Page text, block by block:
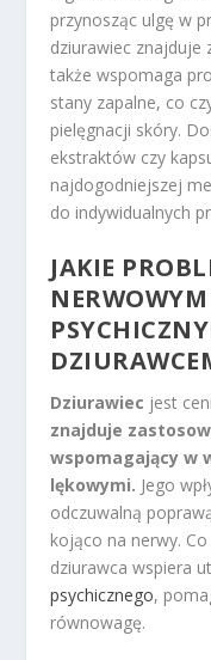
przynosząc ulgę w
dziurawiec znajduje
także wspomaga
stany zapalne, co
pielęgnacji skóry.
ekstraktów czy
najdogodniejszej
do indywidualnych
JAKIE
Dziurawiec jest
znajduje
wspomagający w
lękowymi. Jego
odczuwalną
kojąco na nerwy.
dziurawca wspiera
psychicznego,
równowagę.